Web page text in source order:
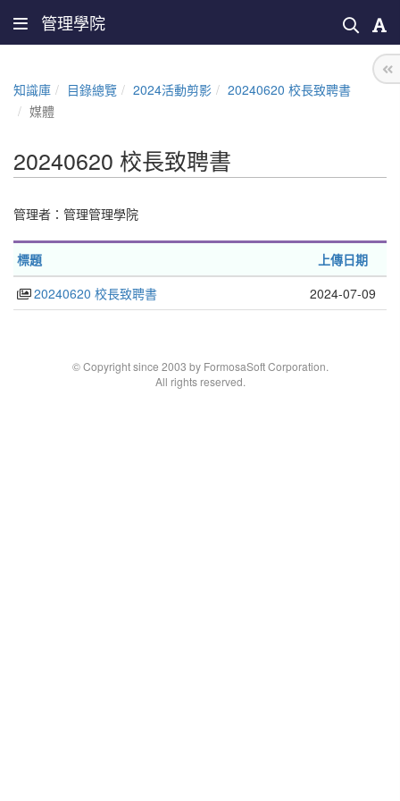
管理學院
知識庫 目錄總覽 2024活動剪影
20240620 校長致聘書
媒體
20240620 校長致聘書
管理者： 管理管理學院
標題
上傳日期
20240620 校長致聘書
2024-07-09
© Copyright since 2003 by FormosaSoft Corporation.
All rights reserved.